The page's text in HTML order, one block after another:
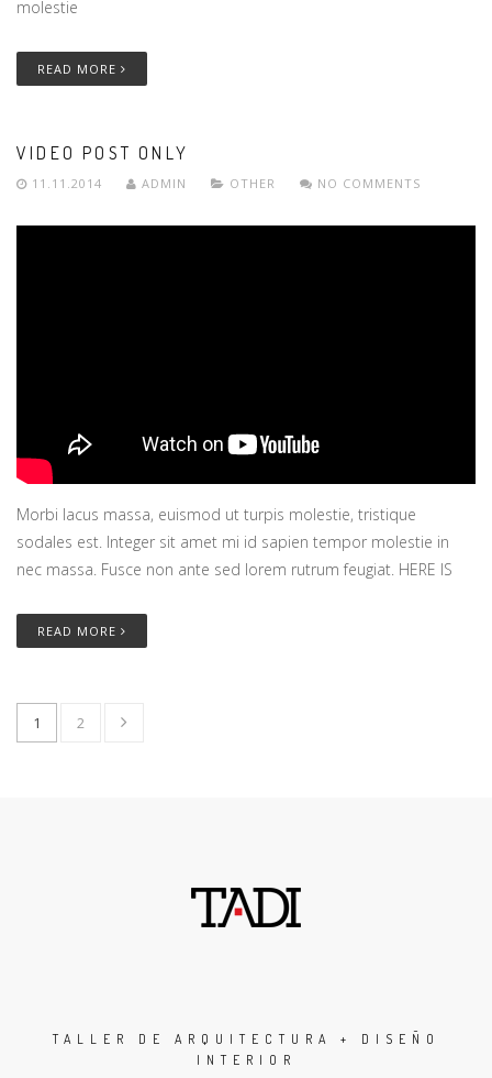
molestie
READ MORE
VIDEO POST ONLY
11.11.2014 ADMIN OTHER NO COMMENTS
Morbi lacus massa, euismod ut turpis molestie, tristique
sodales est. Integer sit amet mi id sapien tempor molestie in
nec massa. Fusce non ante sed lorem rutrum feugiat. HERE IS
READ MORE
1 2
TALLER DE ARQUITECTURA + DISEÑO
INTERIOR